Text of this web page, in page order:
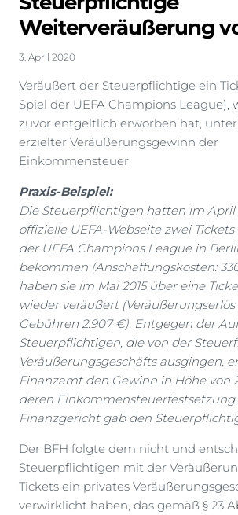
Weiterveräußerung
3. April 2020
Veräußert der Steuerpflichtige ein
Spiel der UEFA Champions League),
zuvor entgeltlich erworben hat,
erzielter Veräußerungsgewinn der
Einkommensteuer.
Praxis-Beispiel:
Die Steuerpflichtigen hatten im April
offizielle UEFA-Webseite zwei
der UEFA Champions League in
bekommen (Anschaffungskosten:
haben sie im Mai 2015 über eine
wieder veräußert
Gebühren 2.907 €). Entgegen der
Steuerpflichtigen, die von der
Veräußerungsgeschäfts ausgingen,
Finanzamt den Gewinn in Höhe von
deren
Finanzgericht gab den
Der BFH folgte dem nicht und
Steuerpflichtigen mit der
Tickets ein privates
verwirklicht haben, das gemäß § 23